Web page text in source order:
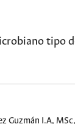
tipo
Guzmán I.A,